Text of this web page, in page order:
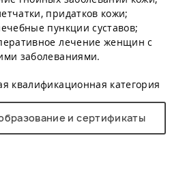
придатков кожи;
пункции суставов;
лечение женщин с
заболеваниями.
квалификационная категория
и сертификаты